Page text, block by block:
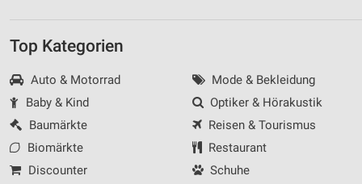
Top Kategorien
Auto & Motorrad
Baby & Kind
Baumärkte
Biomärkte
Discounter
Mode & Bekleidung
Optiker & Hörakustik
Reisen & Tourismus
Restaurant
Schuhe